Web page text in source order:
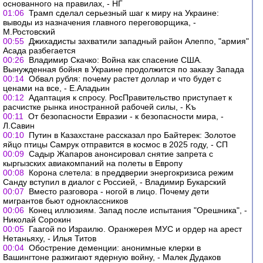
основанного на правилах, - НГ
01:06 Трамп сделал серьезный шаг к миру на Украине:
выводы из назначения главного переговорщика, -
М.Ростовский
00:55 Джихадисты захватили западный район Алеппо, "армия"
Асада разбегается
00:26 Владимир Скачко: Война как спасение США.
Вынужденная бойня в Украине продолжится по заказу Запада
00:14 Обвал рубля: почему растет доллар и что будет с
ценами на все, - Е.Аладьин
00:12 Адаптация к спросу. РосПравительство приступает к
расчистке рынка иностранной рабочей силы, - Kъ
00:11
От безопасности Евразии - к безопасности мира, -
Л.Савин
00:10 Путин в Казахстане рассказал про Байтерек: Золотое
яйцо птицы Самрук отправится в космос в 2025 году, - СП
00:09 Садыр Жапаров анонсировал снятие запрета с
кыргызских авиакомпаний на полеты в Европу
00:08 Корона слетела: в преддверии энергокризиса режим
Санду вступил в диалог с Россией, - Владимир Букарский
00:07
Вместо разговора - ногой в лицо. Почему дети
мигрантов бьют одноклассников
00:06 Конец иллюзиям. Запад после испытания "Орешника", -
Николай Сорокин
00:05 Гаагой по Израилю. Оранжерея МУС и ордер на арест
Нетаньяху, - Илья Титов
00:04 Обострение деменции: анонимные клерки в
Вашингтоне разжигают ядерную войну, - Малек Дудаков